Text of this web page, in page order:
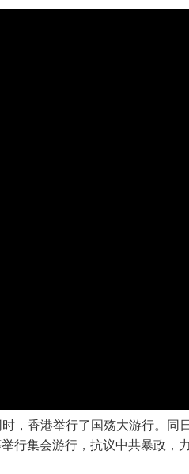
，香港举行了国殇大游行。同日
行集会游行，抗议中共暴政，